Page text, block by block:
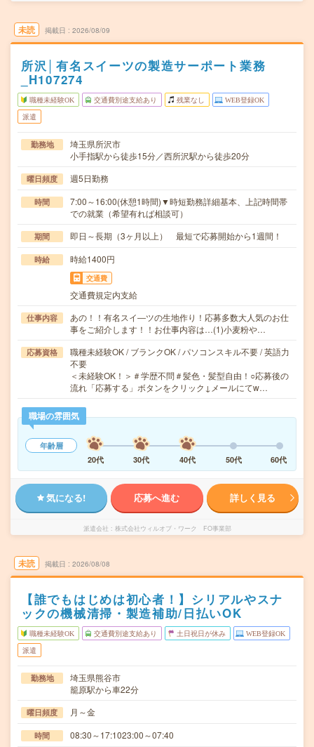
未読 掲載日 2026/08/09
所沢│有名スイーツの製造サーポート業務
_H107274
職種未経験OK 交通費別途支給あり 残業なし WEB登録OK
派遣
勤務地
埼玉県所沢市
小手指駅から徒歩15分／西所沢駅から徒歩20分
曜日頻度 週5日勤務
時間
7:00～16:00(休憩1時間)▼時短勤務詳細基本、上記時間帯
での就業（希望有れば相談可）
期間 即日～長期（3ヶ月以上） 最短で応募開始から1週間！
時給 時給1400円
交通費
交通費規定内支給
仕事内容
あの！！有名スイ―ツの生地作り！応募多数大人気のお仕
事をご紹介します！！お仕事内容は…(1)小麦粉や…
応募資格
職種未経験OK / ブランクOK / パソコンスキル不要 / 英語力
不要
＜未経験OK！＞＃学歴不問＃髪色・髪型自由！○応募後の
流れ「応募する」ボタンをクリック↓メールにてw…
職場の雰囲気
年齢層
20代
30代 40代 50代 60代
気になる! 応募へ進む 詳しく見る
派遣会社 株式会社ウィルオブ・ワーク FO事業部
未読 掲載日 2026/08/08
【誰でもはじめは初心者！】シリアルやスナ
ックの機械清掃・製造補助/日払いOK
職種未経験OK 交通費別途支給あり 土日祝日が休み WEB登録OK
派遣
勤務地
埼玉県熊谷市
籠原駅から車22分
曜日頻度 月～金
時間 08:30～17:1023:00～07:40